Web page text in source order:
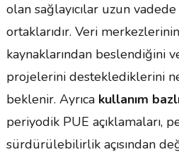
olan sağlayıcılar uzun
ortaklarıdır. Veri
kaynaklarından beslendiğini
projelerini desteklediklerini
beklenir. Ayrıca kullanım
periyodik PUE açıklamaları,
sürdürülebilirlik açısından